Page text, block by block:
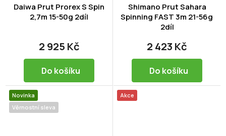
Daiwa Prut Prorex S Spin
2,7m 15-50g 2díl
2 925 Kč
Do košíku
Shimano Prut Sahara
Spinning FAST 3m 21-56g
2díl
2 423 Kč
Do košíku
Novinka
Věrnostní sleva
Akce